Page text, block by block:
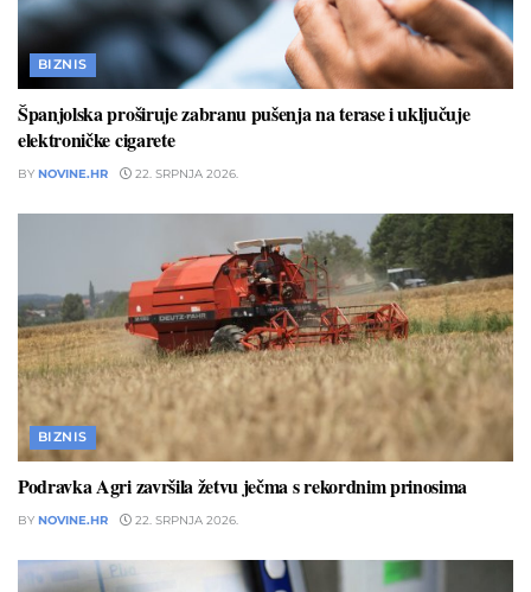
BIZNIS
Španjolska proširuje zabranu pušenja na terase i uključuje
elektroničke cigarete
BY NOVINE.HR 22. SRPNJA 2026.
BIZNIS
Podravka Agri završila žetvu ječma s rekordnim prinosima
BY NOVINE.HR 22. SRPNJA 2026.